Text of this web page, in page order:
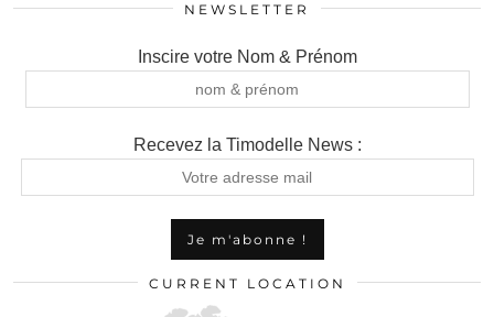
NEWSLETTER
Inscire votre Nom & Prénom
Recevez la Timodelle News :
CURRENT LOCATION